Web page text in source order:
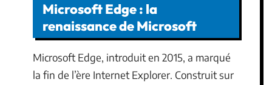
Microsoft Edge : la
renaissance de Microsoft
Microsoft Edge, introduit en 2015, a marqué
la fin de l’ère Internet Explorer. Construit sur